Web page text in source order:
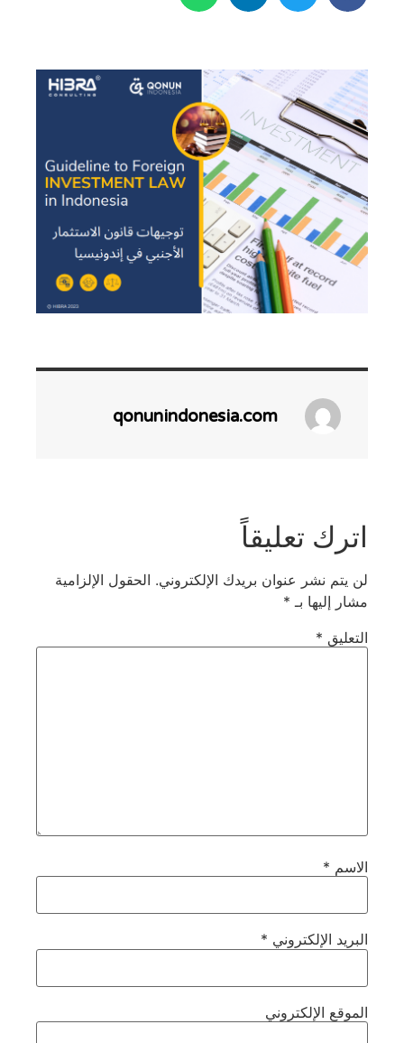
qonunindonesia.com
اترك تعليقاً
لن يتم نشر عنوان بريدك الإلكتروني. الحقول الإلزامية
مشار إليها بـ *
التعليق *
الاسم *
البريد الإلكتروني *
الموقع الإلكتروني